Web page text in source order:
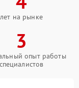
лет на рынке
3
опыт работы
специалистов